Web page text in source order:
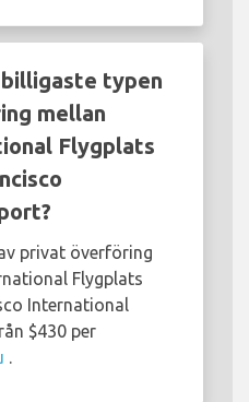
typen
mellan
Flygplats
privat överföring
Flygplats
International
$430 per
.